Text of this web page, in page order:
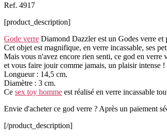
Ref. 4917
[product_description]
Gode verre Diamond Dazzler est un Godes verre
Cet objet est magnifique, en verre incassable, ses
Mais vous n'avez encore rien senti, ce god en verre
et vous faire jouir comme jamais, un plaisir intense !
Longueur : 14,5 cm.
Diamètre : 3 cm.
Ce sex toy homme est réalisé en verre incassable
Envie d'acheter ce god verre ? Après un paiement
[/product_description]